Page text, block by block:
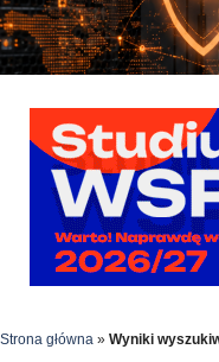
Strona główna » Wyniki